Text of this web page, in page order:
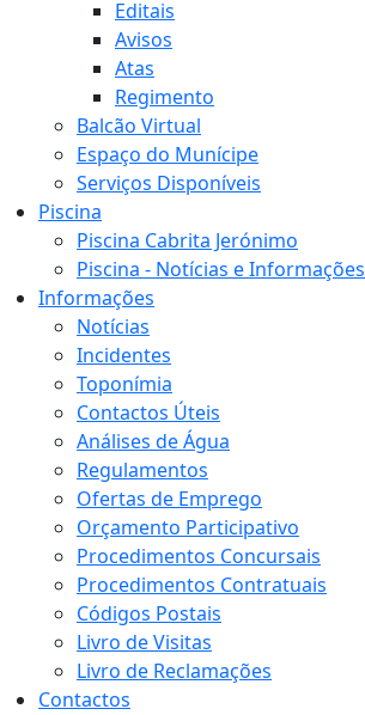
Editais
Avisos
Atas
Regimento
Balcão Virtual
Espaço do Munícipe
Serviços Disponíveis
Piscina
Piscina Cabrita Jerónimo
Piscina - Notícias e Informações
Informações
Notícias
Incidentes
Toponímia
Contactos Úteis
Análises de Água
Regulamentos
Ofertas de Emprego
Orçamento Participativo
Procedimentos Concursais
Procedimentos Contratuais
Códigos Postais
Livro de Visitas
Livro de Reclamações
Contactos